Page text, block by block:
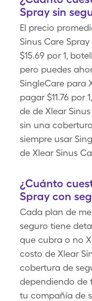
Spray sin
El precio
Sinus Care
$15.69 por 1,
pero puedes
SingleCare para
pagar $11.76 por
de de Xlear
sin una
siempre usar
de Xlear Sinus
¿Cuánto
Spray con
Cada plan de
seguro tiene
que cubra o no
costo de Xlear
cobertura de
dependiendo de
tu compañía de